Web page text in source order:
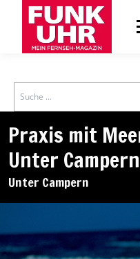
Search
Praxis mit
Unter Campern
Unter Campern